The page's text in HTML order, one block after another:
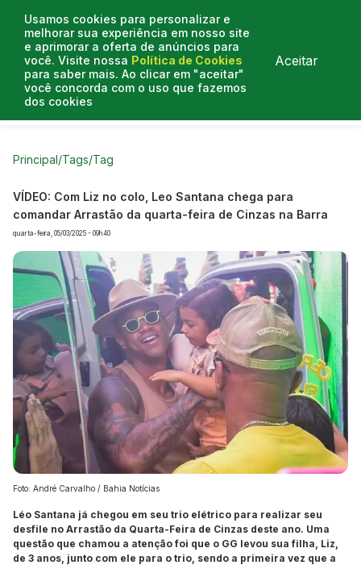
Usamos cookies para personalizar e
melhorar sua experiência em nosso site
e aprimorar a oferta de anúncios para
você. Visite nossa Política de Cookies
para saber mais. Ao clicar em "aceitar"
você concorda com o uso que fazemos
dos cookies
Aceitar
Curtas do Poder
Principal/Tags/Tag
VÍDEO: Com Liz no colo, Leo Santana chega para
comandar Arrastão da quarta-feira de Cinzas na Barra
quarta-feira, 05/03/2025 - 09h40
Foto: André Carvalho / Bahia Notícias
Léo Santana já chegou em seu trio elétrico para realizar seu
desfile no Arrastão da Quarta-Feira de Cinzas deste ano. Uma
questão que chamou a atenção foi que o GG levou sua filha, Liz,
de 3 anos, junto com ele para o trio, sendo a primeira vez que a